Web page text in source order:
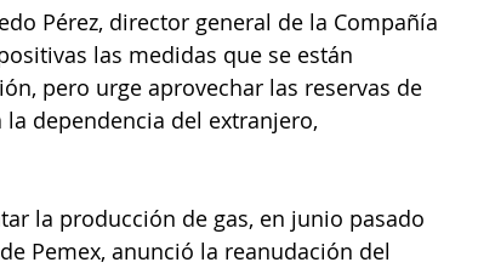
Pérez, director general de la Compañía
las medidas que se están
pero urge aprovechar las reservas de
dependencia del extranjero,
la producción de gas, en junio pasado
Pemex, anunció la reanudación del